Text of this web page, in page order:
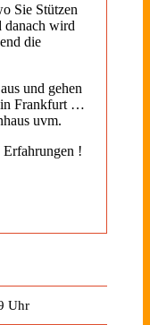
Sie Stützen
danach wird
die
und gehen
in Frankfurt …
uvm.
!
Uhr